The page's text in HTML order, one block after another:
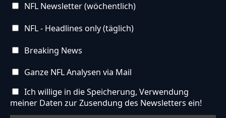
NFL Newsletter (wöchentlich)
NFL - Headlines only (täglich)
Breaking News
Ganze NFL Analysen via Mail
Ich willige in die Speicherung, Verwendung
meiner Daten zur Zusendung des Newsletters ein!